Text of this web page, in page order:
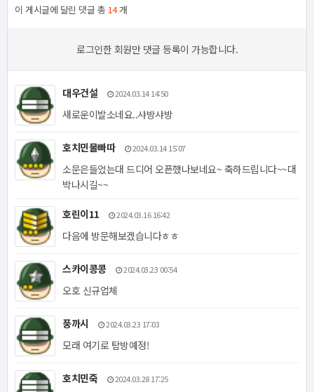
이 게시글에 달린 댓글 총 14개
로그인한 회원만 댓글 등록이 가능합니다.
대우건설 2024.03.14 14:50
새로운이발소네요..샤방샤방
호치민물빠따 2024.03.14 15:07
소문은들었는대 드디어 오픈했나보네요~ 축하드립니다~~대
박나시길~~
호린이11 2024.03.16 16:42
다음에 방문해보겠습니다ㅎㅎ
스카이콩콩 2024.03.23 00:54
오호 신규업체
풍까시 2024.03.23 17:03
모래 여기로 탐방예정!
호치민죽 2024.03.28 17:25